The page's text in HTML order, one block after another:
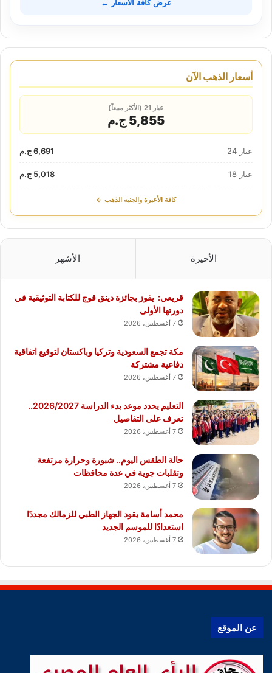
عرض كافة الأسعار ←
أسعار الذهب الآن
عيار 21 (الأكثر مبيعاً)
5,855 ج.م
عيار 24 6,691 ج.م
عيار 18 5,018 ج.م
كافة الأعيرة والجنيه الذهب ←
الأخيرة الأشهر
قريعي: يفوز بجائزة دينق قوج للكتابة التوثيقية في
دورتها الأولى
7 أغسطس، 2026
مكة تجمع السعودية وتركيا وباكستان لتوقيع اتفاقية
دفاعية مشتركة
7 أغسطس، 2026
التعليم يحدد موعد بدء الدراسة 2026/2027..
تعرف على التفاصيل
7 أغسطس، 2026
حالة الطقس اليوم.. شبورة وحرارة مرتفعة
وتقلبات جوية في عدة محافظات
7 أغسطس، 2026
محمد أسامة يقود الجهاز الطبي للزمالك مجددًا
استعدادًا للموسم الجديد
7 أغسطس، 2026
عن الموقع